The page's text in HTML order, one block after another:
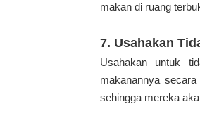
makan di ruang
7. Usahakan
Usahakan untuk
makanannya
sehingga mereka